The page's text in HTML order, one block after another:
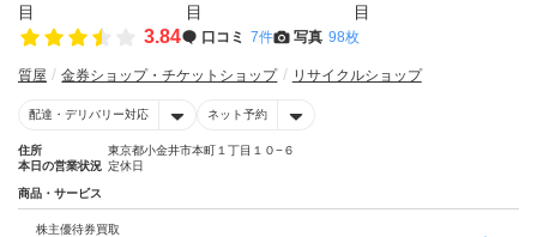
3.84 口コミ 7件 写真 98枚
質屋 金券ショップ・チケットショップ リサイクルショップ
配達・デリバリー対応 ネット予約
住所
東京都小金井市本町１丁目１０−６
本日の営業状況 定休日
商品・サービス
株主優待券買取